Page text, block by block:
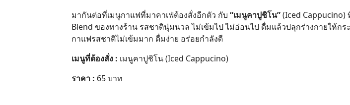
มากันต่อที่เมนูกาแฟที่มาคาเฟ่ต้องสั่งอีกตัว กับ “เมนูคาปูชิโน”(Iced
Blend ของทางร้าน รสชาตินุ่มนวล ไม่เข้มไป ไม่อ่อนไป ดื่มแล้วปลุกร่างกายให้ก
กาแฟรสชาติไม่เข้มมาก ดื่มง่าย อร่อยกำลังดี
เมนูที่ต้องสั่ง : เมนูคาปูชิโน (Iced Cappucino)
ราคา : 65 บาท